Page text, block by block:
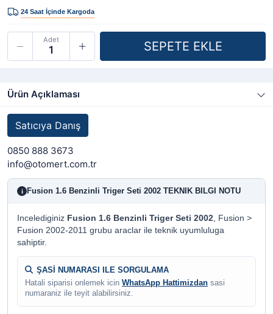
Adet
Ürün Açıklaması
Satıcıya Danış
0850 888 3673
info@otomert.com.tr
i Fusion 1.6 Benzinli Triger Seti 2002 TEKNIK BILGI NOTU
Incelediginiz Fusion 1.6 Benzinli Triger Seti 2002, Fusion >
Fusion 2002-2011 grubu araclar ile teknik uyumluluga
sahiptir.
ŞASİ NUMARASI ILE SORGULAMA
Hatali siparisi onlemek icin WhatsApp Hattimizdan sasi
numaraniz ile teyit alabilirsiniz.